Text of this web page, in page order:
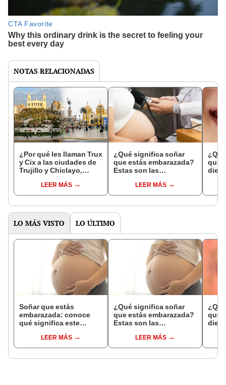
NOTAS RELACIONADAS
¿Por qué les llaman Trux
y Cix a las ciudades de
Trujillo y Chiclayo,
LEER MÁS
¿Qué significa soñar
que estás embarazada?
Estas son las
comunesLEER MÁS
que
LO MÁS VISTO LO ÚLTIMO
Soñar que estás
embarazada: conoce
qué significa este
LEER MÁS
¿Qué significa soñar
que estás embarazada?
Estas son las
comunesLEER MÁS
que